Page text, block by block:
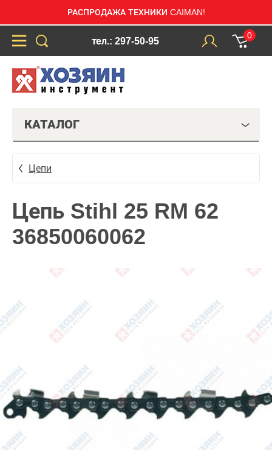
РАСПРОДАЖА ТЕХНИКИ CAIMAN!
тел.: 297-50-95
0
КАТАЛОГ
Цепи
Цепь Stihl 25 RM 62
36850060062